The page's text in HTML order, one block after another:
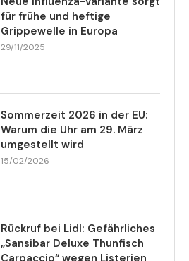
für frühe und heftige
Grippewelle in Europa
29/11/2025
Sommerzeit 2026 in der EU:
Warum die Uhr am 29. März
umgestellt wird
15/02/2026
Rückruf bei Lidl: Gefährliches
„Sansibar Deluxe Thunfisch